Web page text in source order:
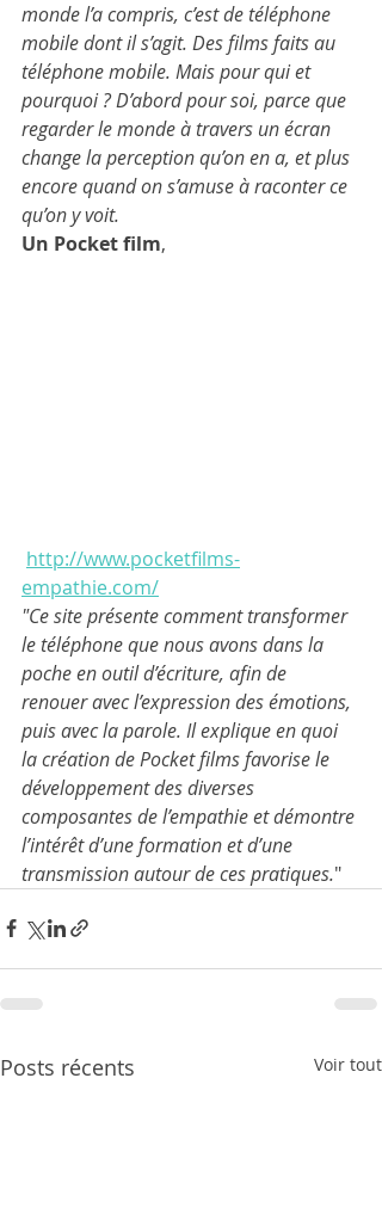
monde l’a compris, c’est de téléphone
mobile dont il s’agit. Des films faits au
téléphone mobile. Mais pour qui et
pourquoi ? D’abord pour soi, parce que
regarder le monde à travers un écran
change la perception qu’on en a, et plus
encore quand on s’amuse à raconter ce
qu’on y voit.
Un Pocket film,
http://www.pocketfilms-
empathie.com/
"Ce site présente comment transformer
le téléphone que nous avons dans la
poche en outil d’écriture, afin de
renouer avec l’expression des émotions,
puis avec la parole. Il explique en quoi
la création de Pocket films favorise le
développement des diverses
composantes de l’empathie et démontre
l’intérêt d’une formation et d’une
transmission autour de ces pratiques."
Posts récents Voir tout